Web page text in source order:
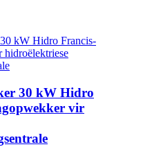
30 kW Hidro
vir